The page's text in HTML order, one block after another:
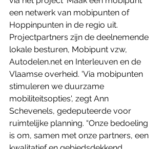
een netwerk van mobipunten of
Hoppinpunten in de regio uit.
Projectpartners zijn de deelnemende
lokale besturen, Mobipunt vzw,
Autodelen.net en Interleuven en de
Vlaamse overheid. ​'Via mobipunten
stimuleren we duurzame
mobiliteitsopties', zegt Ann
Schevenels, gedeputeerde voor
ruimtelijke planning. “Onze bedoeling
is om, samen met onze partners, een